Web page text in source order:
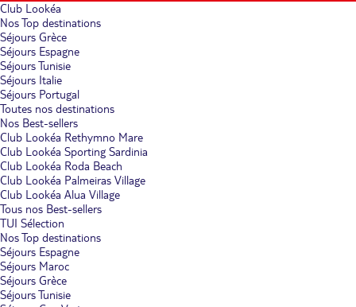
Club Lookéa
Nos Top destinations
Séjours Grèce
Séjours Espagne
Séjours Tunisie
Séjours Italie
Séjours Portugal
Toutes nos destinations
Nos Best-sellers
Club Lookéa Rethymno Mare
Club Lookéa Sporting Sardinia
Club Lookéa Roda Beach
Club Lookéa Palmeiras Village
Club Lookéa Alua Village
Tous nos Best-sellers
TUI Sélection
Nos Top destinations
Séjours Espagne
Séjours Maroc
Séjours Grèce
Séjours Tunisie